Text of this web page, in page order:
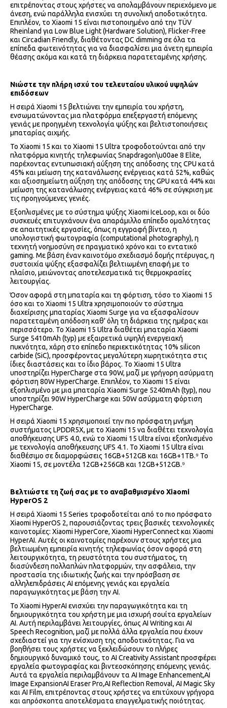
επιτρέποντας στους χρήστες να απολαμβάνουν περιεχόμενο με
άνεση, ενώ παράλληλα ενισχύει τη συνολική αποδοτικότητα.
Επιπλέον, το Xiaomi 15 είναι πιστοποιημένο από την TÜV
Rheinland για Low Blue Light (Hardware Solution), Flicker-Free
και Circadian Friendly, διαθέτοντας DC dimming σε όλα τα
επίπεδα φωτεινότητας για να διασφαλίσει μια άνετη εμπειρία
θέασης ακόμα και κατά τη διάρκεια παρατεταμένης χρήσης.
Νιώστε την πλήρη ισχύ του τελευταίου υλικού υψηλών
επιδόσεων
Η σειρά Xiaomi 15 βελτιώνει την εμπειρία του χρήστη,
ενσωματώνοντας μια πλατφόρμα επεξεργαστή επόμενης
γενιάς με προηγμένη τεχνολογία ψύξης και βελτιστοποιήσεις
μπαταρίας αιχμής.
Το Xiaomi 15 και το Xiaomi 15 Ultra τροφοδοτούνται από την
πλατφόρμα κινητής τηλεφωνίας Snapdragon\u00ae 8 Elite,
παρέχοντας εντυπωσιακή αύξηση της απόδοσης της CPU κατά
45% και μείωση της κατανάλωσης ενέργειας κατά 52%, καθώς
και αξιοσημείωτη αύξηση της απόδοσης της GPU κατά 44% και
μείωση της κατανάλωσης ενέργειας κατά 46% σε σύγκριση με
τις προηγούμενες γενιές.
Εξοπλισμένες με το σύστημα ψύξης Xiaomi IceLoop, και οι δύο
συσκευές επιτυγχάνουν ένα απαράμιλλο επίπεδο ομαλότητας
σε απαιτητικές εργασίες, όπως η εγγραφή βίντεο, η
υπολογιστική φωτογραφία (computational photography), η
τεχνητή νοημοσύνη σε πραγματικό χρόνο και το εντατικό
gaming. Με βάση έναν καινοτόμο σχεδιασμό δομής πτέρυγας, η
συστοιχία ψύξης εξασφαλίζει βελτιωμένη επαφή με το
πλαίσιο, μειώνοντας αποτελεσματικά τις θερμοκρασίες
λειτουργίας.
Όσον αφορά στη μπαταρία και τη φόρτιση, τόσο το Xiaomi 15
όσο και το Xiaomi 15 Ultra χρησιμοποιούν το σύστημα
διαχείρισης μπαταρίας Xiaomi Surge για να εξασφαλίσουν
παρατεταμένη απόδοση καθ' όλη τη διάρκεια της ημέρας και
περισσότερο. Το Xiaomi 15 Ultra διαθέτει μπαταρία Xiaomi
Surge 5410mAh (typ) με εξαιρετικά υψηλή ενεργειακή
πυκνότητα, χάρη στο επίπεδο περιεκτικότητας 10% silicon
carbide (SiC), προσφέροντας μεγαλύτερη χωρητικότητα στις
ίδιες διαστάσεις και το ίδιο βάρος. Το Xiaomi 15 Ultra
υποστηρίζει HyperCharge στα 90W, μαζί με γρήγορη ασύρματη
φόρτιση 80W HyperCharge. Επιπλέον, το Xiaomi 15 είναι
εξοπλισμένο με μια μπαταρία Xiaomi Surge 5240mAh (typ), που
υποστηρίζει 90W HyperCharge και 50W ασύρματη φόρτιση
HyperCharge.
Η σειρά Xiaomi 15 χρησιμοποιεί την πιο πρόσφατη μνήμη
συστήματος LPDDR5X, με το Xiaomi 15 να διαθέτει τεχνολογία
αποθήκευσης UFS 4.0, ενώ το Xiaomi 15 Ultra είναι εξοπλισμένο
με τεχνολογία αποθήκευσης UFS 4.1. Το Xiaomi 15 Ultra είναι
διαθέσιμο σε διαμορφώσεις 16GB+512GB και 16GB+1TB.⁹ Το
Xiaomi 15, σε μοντέλα 12GB+256GB και 12GB+512GB.⁹
Βελτιώστε τη ζωή σας με το αναβαθμισμένο Xiaomi
HyperOS 2
Η σειρά Xiaomi 15 Series τροφοδοτείται από το πιο πρόσφατο
Xiaomi HyperOS 2, παρουσιάζοντας τρεις βασικές τεχνολογικές
καινοτομίες: Xiaomi HyperCore, Xiaomi HyperConnect και Xiaomi
HyperAI. Αυτές οι καινοτομίες παρέχουν στους χρήστες μια
βελτιωμένη εμπειρία κινητής τηλεφωνίας όσον αφορά στη
λειτουργικότητα, τη ρευστότητα του συστήματος, τη
διασύνδεση πολλαπλών πλατφορμών, την ασφάλεια, την
προστασία της ιδιωτικής ζωής και την πρόσβαση σε
αλληλεπιδράσεις AI επόμενης γενιάς και εργαλεία
παραγωγικότητας με βάση την AI.
Το Xiaomi HyperAI ενισχύει την παραγωγικότητα και τη
δημιουργικότητα του χρήστη με μια ισχυρή σουίτα εργαλείων
AI. Αυτή περιλαμβάνει λειτουργίες, όπως AI Writing και AI
Speech Recognition, μαζί με πολλά άλλα εργαλεία που έχουν
σχεδιαστεί για την ενίσχυση της αποδοτικότητας. Για να
βοηθήσει τους χρήστες να ξεκλειδώσουν το πλήρες
δημιουργικό δυναμικό τους, το AI Creativity Assistant προσφέρει
εργαλεία φωτογραφίας και βιντεοσκόπησης επόμενης γενιάς.
Αυτά τα εργαλεία περιλαμβάνουν τα AI Image Enhancement,AI
Image ExpansionAI Eraser Pro,AI Reflection Removal, AI Magic Sky
και AI Film, επιτρέποντας στους χρήστες να επιτύχουν γρήγορα
και απρόσκοπτα αποτελέσματα επαγγελματικής ποιότητας.